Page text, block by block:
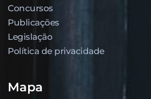
Concursos
Publicações
Legislação
Política de privacidade
Mapa